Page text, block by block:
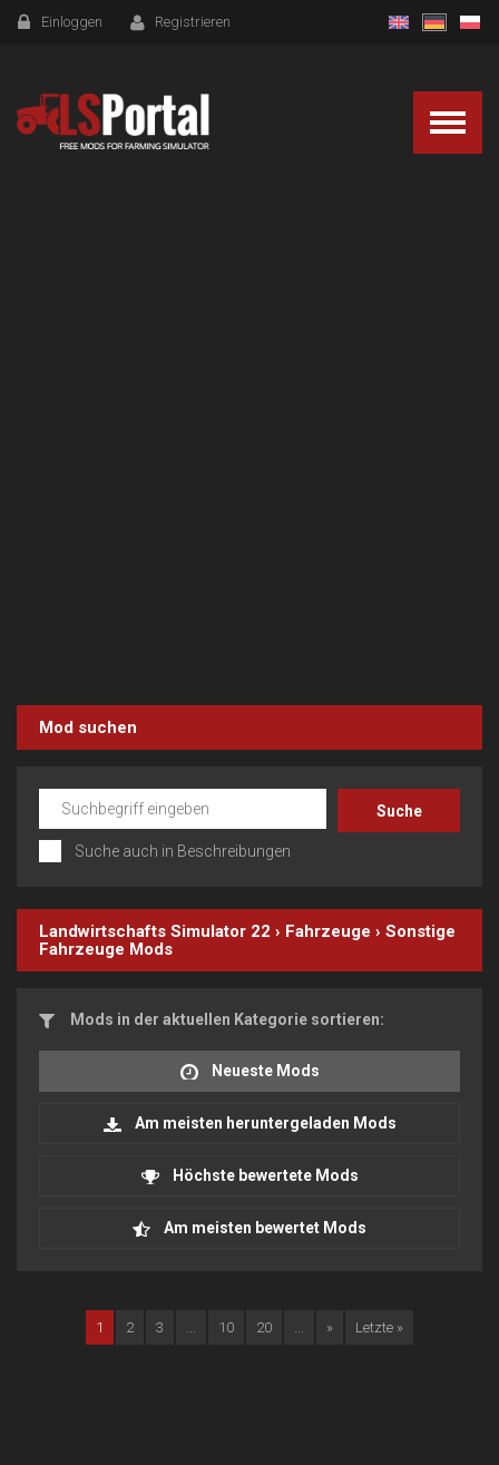
Einloggen Registrieren
Mod suchen
Suche auch in Beschreibungen
Landwirtschafts Simulator 22 › Fahrzeuge › Sonstige
Fahrzeuge Mods
Mods in der aktuellen Kategorie sortieren:
Neueste Mods
Am meisten heruntergeladen Mods
Höchste bewertete Mods
Am meisten bewertet Mods
1 2 3 ... 10 20 ... » Letzte »